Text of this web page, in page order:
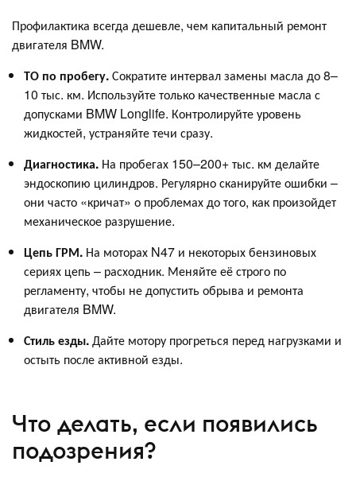
Профилактика всегда дешевле, чем капитальный ремонт
двигателя BMW.
ТО по пробегу.Сократите интервал замены масла до 8–
10 тыс. км. Используйте только качественные масла с
допусками BMW Longlife. Контролируйте уровень
жидкостей, устраняйте течи сразу.
Диагностика. На пробегах 150–200+ тыс. км делайте
эндоскопию цилиндров. Регулярно сканируйте ошибки –
они часто «кричат» о проблемах до того, как произойдет
механическое разрушение.
Цепь ГРМ. На моторах N47 и некоторых бензиновых
сериях цепь – расходник. Меняйте её строго по
регламенту, чтобы не допустить обрыва и ремонта
двигателя BMW.
Стиль езды.Дайте мотору прогреться перед нагрузками и
остыть после активной езды.
Что делать, если появились
подозрения?